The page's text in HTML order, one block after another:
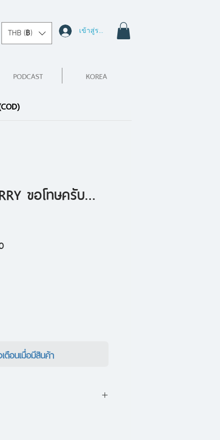
THB (฿) เข้าสู่ระบบ
PODCAST KOREA
ขอโทษครับ…
ราคา
ตือนเมื่อมีสินค้า
เดินทางไปเกาหลีเพื่อดูคอนเสิร์